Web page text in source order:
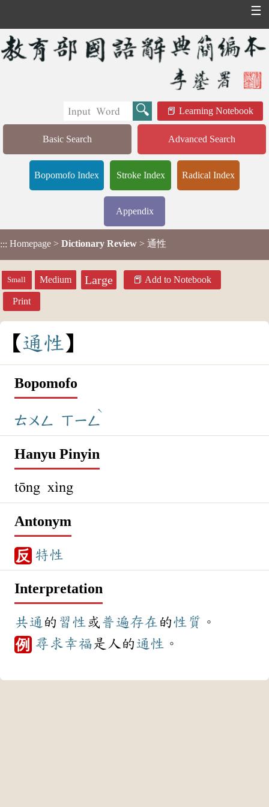
☰
Learning Notebook
Basic Search Advanced Search
Bopomofo Index Stroke Index Radical Index
Appendix
::: Homepage > Dictionary Review > 通性
Small Medium Large Add to Notebook
Print
通 性
Bopomofo
ㄊㄨㄥ ㄒㄧㄥ
ˋ
Hanyu Pinyin
tōng xìng
Antonym
反 特性
Interpretation
共通 的 習性 或 普遍存在 的性質 。
例 尋求幸福是人的通性 。